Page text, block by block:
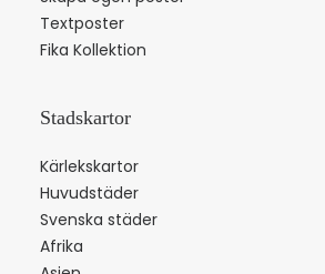
Textposter
Fika Kollektion
Stadskartor
Kärlekskartor
Huvudstäder
Svenska städer
Afrika